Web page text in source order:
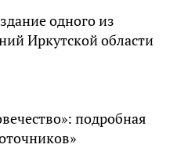
одного из
Иркутской области
подробная